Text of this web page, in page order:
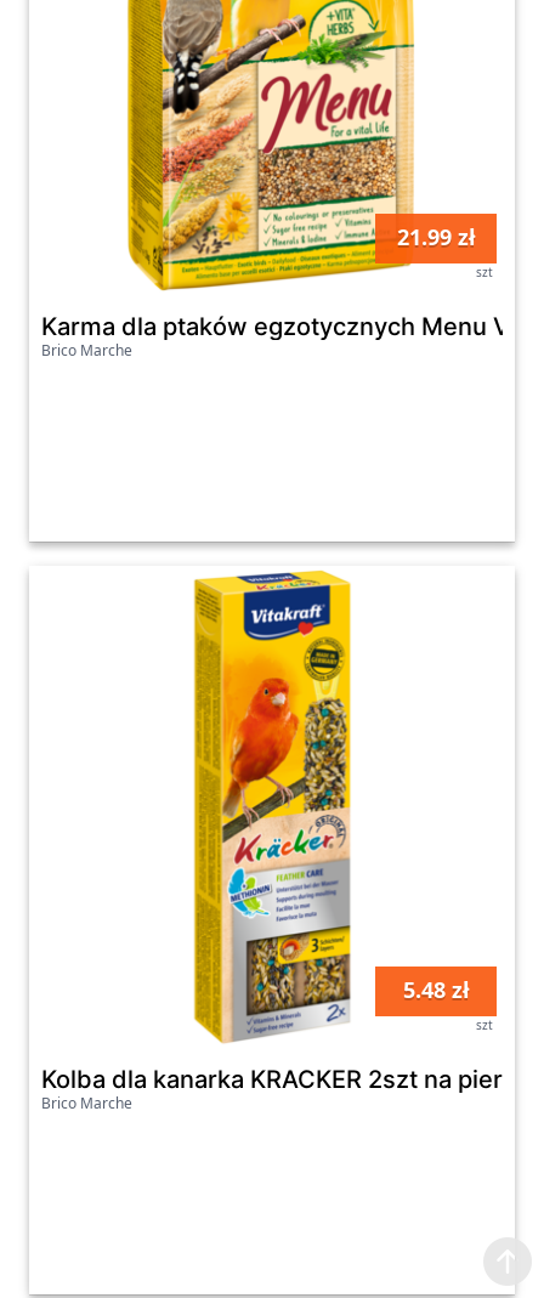
21.99 zł
szt
Karma dla ptaków egzotycznych Menu
Brico Marche
5.48 zł
szt
Kolba dla kanarka KRACKER 2szt na
Brico Marche